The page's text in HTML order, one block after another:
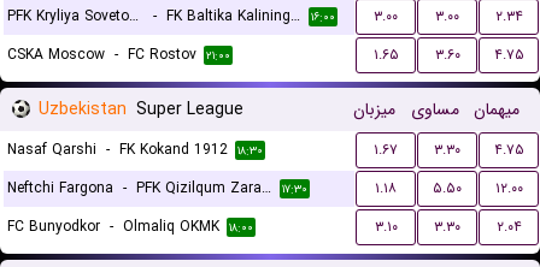
PFK Kryliya Sovetov Samara
- FK Baltika Kaliningrad ۱۶:۰۰ ۳.۰۰ ۳.۰۰
۲.۳۴
CSKA Moscow - FC Rostov ۲۱:۰۰ ۱.۶۵ ۳.۶۰ ۴.۷۵
Uzbekistan Super League میزبان مساوی میهمان
Nasaf Qarshi - FK Kokand 1912 ۱۸:۳۰ ۱.۶۷ ۳.۳۰
۴.۷۵
Neftchi Fargona - PFK Qizilqum Zarafshon ۱۷:۳۰ ۱.۱۸ ۵.۵۰
۱۲.۰۰
FC Bunyodkor - Olmaliq OKMK ۱۸:۰۰ ۳.۱۰ ۳.۳۰ ۲.۰۴